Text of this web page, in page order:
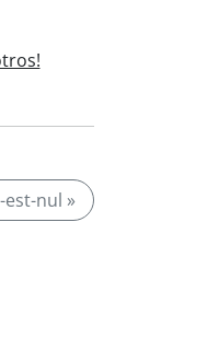
est-nul »